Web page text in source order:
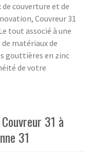
couverture et de
Couvreur 31
tout associé à une
matériaux de
gouttières en zinc
de votre
31 à
31